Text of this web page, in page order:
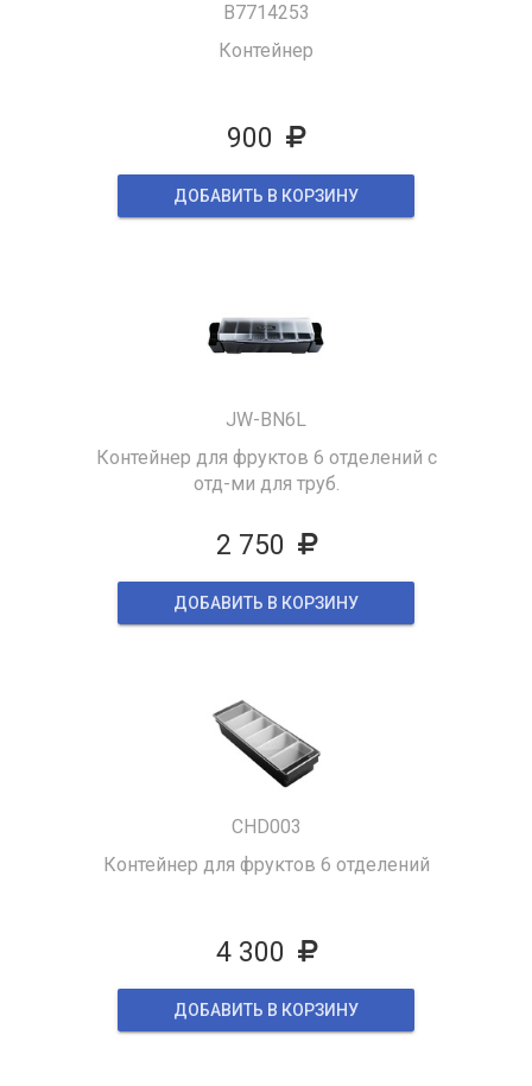
B7714253
Контейнер
900
ДОБАВИТЬ В КОРЗИНУ
JW-BN6L
Контейнер для фруктов 6 отделений с
отд-ми для труб.
2 750
ДОБАВИТЬ В КОРЗИНУ
CHD003
Контейнер для фруктов 6 отделений
4 300
ДОБАВИТЬ В КОРЗИНУ